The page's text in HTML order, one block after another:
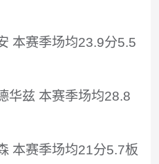
本赛季场均23.9分5.5
华兹 本赛季场均28.8
本赛季场均21分5.7板